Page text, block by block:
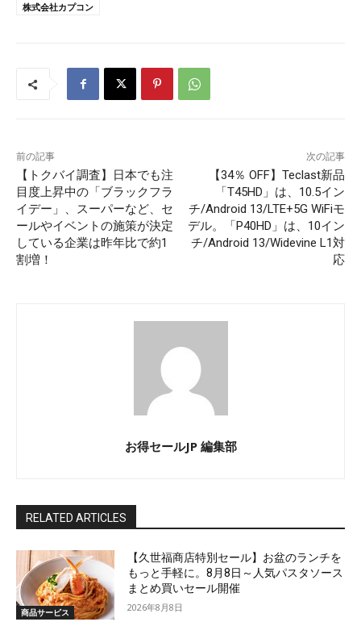
株式会社カプコン
前の記事
【トクバイ調査】日本でも注
目度上昇中の「ブラックフラ
イデー」、スーパーなど、セ
ールやイベントの施策が決定
している企業は昨年比で約1
割増！
次の記事
【34％ OFF】Teclast新品
「T45HD」は、10.5イン
チ/Android 13/LTE+5G WiFiモ
デル。「P40HD」は、10イン
チ/Android 13/Widevine L1対
応
お得セールJP 編集部
RELATED ARTICLES
商品サービス
【久世福商店特別セール】お盆のランチを
もっと手軽に。8月8日～人気パスタソース
まとめ買いセール開催
2026年8月8日